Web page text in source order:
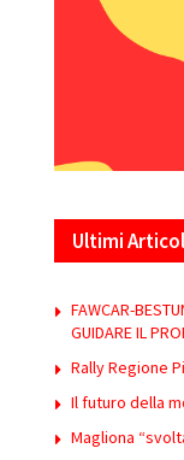
Ultimi
FAWCAR-
GUIDARE IL
Rally Regione
Il futuro della
Magliona